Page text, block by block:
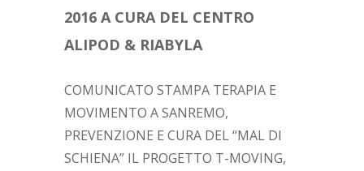
2016 A CURA DEL CENTRO
ALIPOD & RIABYLA
COMUNICATO STAMPA TERAPIA E
MOVIMENTO A SANREMO,
PREVENZIONE E CURA DEL “MAL DI
SCHIENA” IL PROGETTO T-MOVING,